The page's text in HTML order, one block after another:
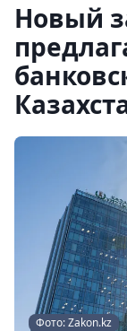
Новый
Фото: Zakon.kz